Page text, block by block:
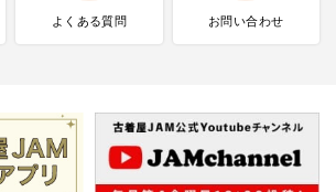
よくある質問 お問い合わせ